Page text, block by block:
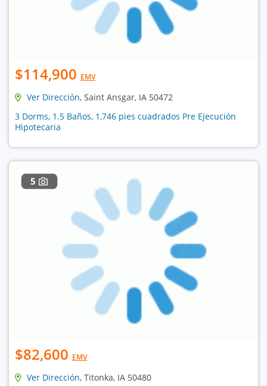
$114,900 EMV
Ver Dirección, Saint Ansgar, IA 50472
3 Dorms, 1.5 Baños, 1,746 pies cuadrados Pre Ejecución
Hipotecaria
5
$82,600 EMV
Ver Dirección, Titonka, IA 50480